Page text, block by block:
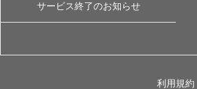
サービス終了のお知らせ
利用規約